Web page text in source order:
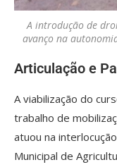
A introdução de
avanço na
Articulação e
A viabilização do
trabalho de
atuou na
Municipal de